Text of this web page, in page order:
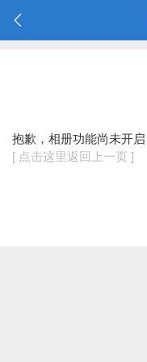
抱歉，相册功能尚未开启
[ 点击这里返回上一页 ]